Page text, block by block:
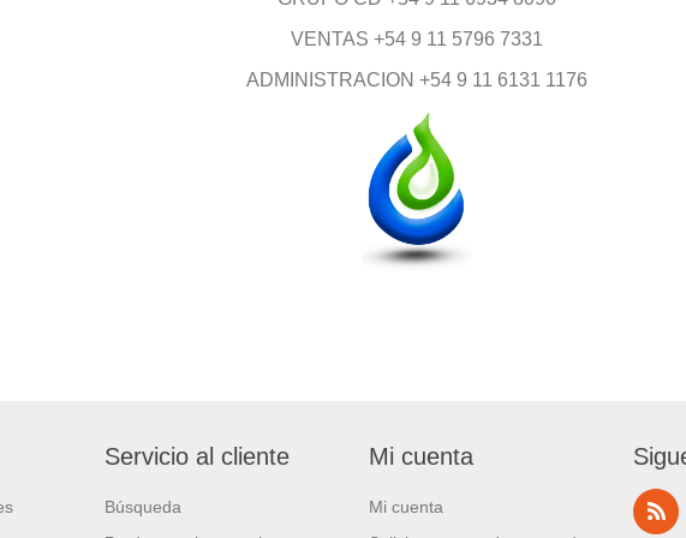
VENTAS +54 9 11 5796 7331
ADMINISTRACION +54 9 11 6131 1176
Servicio al cliente
Búsqueda
Mi cuenta
Mi cuenta